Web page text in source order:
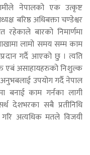
नेपालको एक उत्कृष्ट
बरिष्ठ अधिबक्ता चण्डेश्वर
बारको निमार्णमा
लामो समय सम्म काम
गर्दै आएको छु । त्यति
एबं असाहायहरुको निशुल्क
उपयोग गर्दै नेपाल
बनाई काम गर्नका लागी
देशभरका सबै प्रतीनिधि
गरि अत्यधिक मतले विजयी